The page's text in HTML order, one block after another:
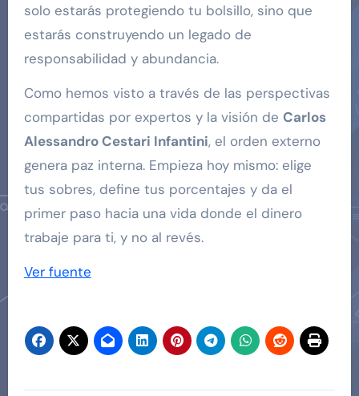
solo estarás protegiendo tu bolsillo, sino que
estarás construyendo un legado de
responsabilidad y abundancia.
Como hemos visto a través de las perspectivas
compartidas por expertos y la visión de Carlos
Alessandro Cestari Infantini, el orden externo
genera paz interna. Empieza hoy mismo: elige
tus sobres, define tus porcentajes y da el
primer paso hacia una vida donde el dinero
trabaje para ti, y no al revés.
Navegación
entradas
Ver fuente